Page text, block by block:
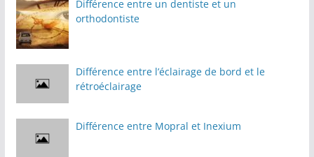
Différence entre un dentiste et un
orthodontiste
Différence entre l’éclairage de bord et le
rétroéclairage
Différence entre Mopral et Inexium